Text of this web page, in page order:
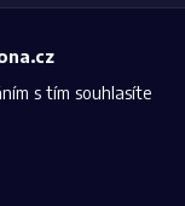
s tím souhlasíte